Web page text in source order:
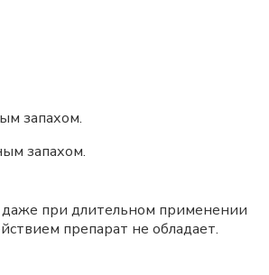
запахом.
запахом.
при длительном применении
препарат не обладает.